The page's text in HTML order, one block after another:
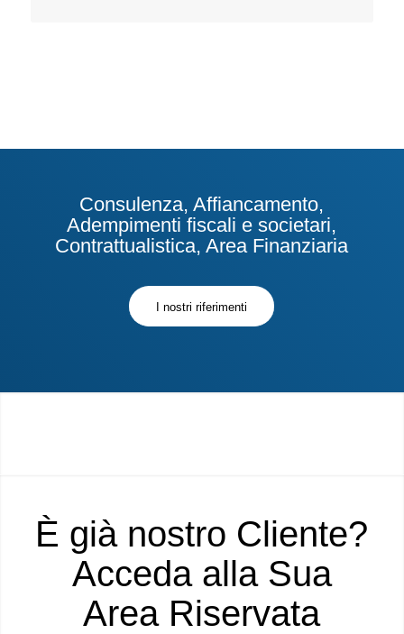
Consulenza, Affiancamento,
Adempimenti fiscali e societari,
Contrattualistica, Area Finanziaria
I nostri riferimenti
È già nostro Cliente?
Acceda alla Sua
Area Riservata